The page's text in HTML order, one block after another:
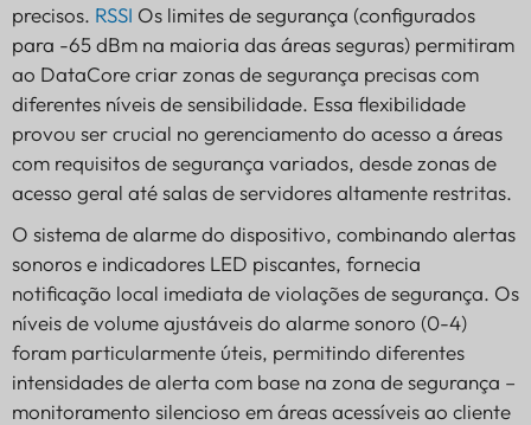
precisos. RSSI Os limites de segurança (configurados
para -65 dBm na maioria das áreas seguras) permitiram
ao DataCore criar zonas de segurança precisas com
diferentes níveis de sensibilidade. Essa flexibilidade
provou ser crucial no gerenciamento do acesso a áreas
com requisitos de segurança variados, desde zonas de
acesso geral até salas de servidores altamente restritas.
O sistema de alarme do dispositivo, combinando alertas
sonoros e indicadores LED piscantes, fornecia
notificação local imediata de violações de segurança. Os
níveis de volume ajustáveis do alarme sonoro (0-4)
foram particularmente úteis, permitindo diferentes
intensidades de alerta com base na zona de segurança –
monitoramento silencioso em áreas acessíveis ao cliente